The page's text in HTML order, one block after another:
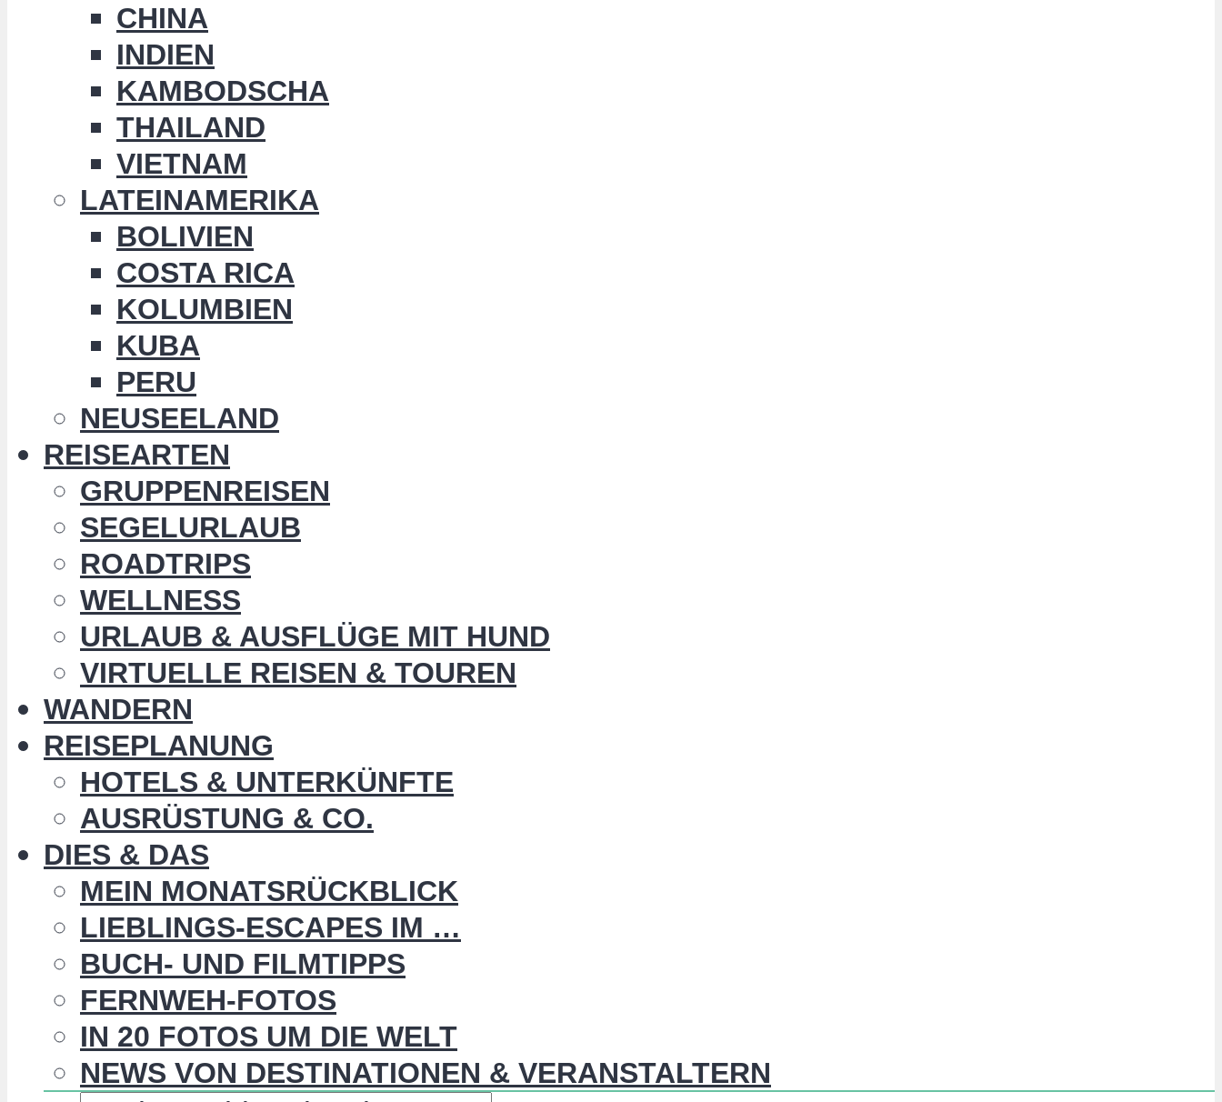
CHINA
INDIEN
KAMBODSCHA
THAILAND
VIETNAM
LATEINAMERIKA
BOLIVIEN
COSTA RICA
KOLUMBIEN
KUBA
PERU
NEUSEELAND
REISEARTEN
GRUPPENREISEN
SEGELURLAUB
ROADTRIPS
WELLNESS
URLAUB & AUSFLÜGE MIT HUND
VIRTUELLE REISEN & TOUREN
WANDERN
REISEPLANUNG
HOTELS & UNTERKÜNFTE
AUSRÜSTUNG & CO.
DIES & DAS
MEIN MONATSRÜCKBLICK
LIEBLINGS-ESCAPES IM …
BUCH- UND FILMTIPPS
FERNWEH-FOTOS
IN 20 FOTOS UM DIE WELT
NEWS VON DESTINATIONEN & VERANSTALTERN